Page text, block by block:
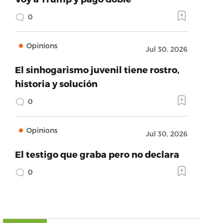
0
Opinions Jul 30, 2026
El sinhogarismo juvenil tiene rostro,
historia y solución
0
Opinions Jul 30, 2026
El testigo que graba pero no declara
0